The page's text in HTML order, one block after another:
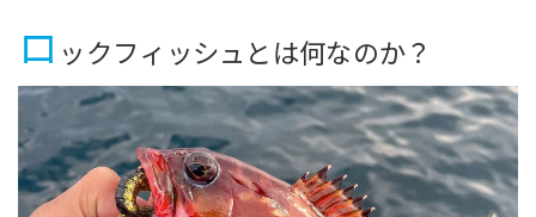
ロ ックフィッシュとは何なのか？